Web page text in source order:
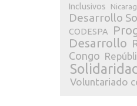
Inclusivos
Desarrollo
CODESPA
Desarrollo
Congo
Solidaridad
Voluntariado